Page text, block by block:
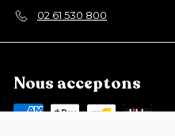
02 61 530 800
Nous acceptons